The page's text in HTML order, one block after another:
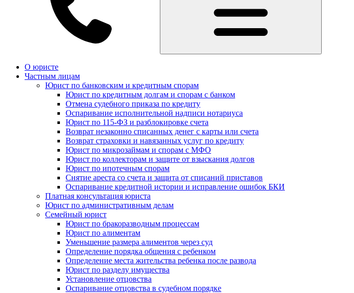
О юристе
Частным лицам
Юрист по банковским и кредитным спорам
Юрист по кредитным долгам и спорам с банком
Отмена судебного приказа по кредиту
Оспаривание исполнительной надписи нотариуса
Юрист по 115-ФЗ и разблокировке счета
Возврат незаконно списанных денег с карты или счета
Возврат страховки и навязанных услуг по кредиту
Юрист по микрозаймам и спорам с МФО
Юрист по коллекторам и защите от взыскания долгов
Юрист по ипотечным спорам
Снятие ареста со счета и защита от списаний приставов
Оспаривание кредитной истории и исправление ошибок БКИ
Платная консультация юриста
Юрист по административным делам
Семейный юрист
Юрист по бракоразводным процессам
Юрист по алиментам
Уменьшение размера алиментов через суд
Определение порядка общения с ребенком
Определение места жительства ребенка после развода
Юрист по разделу имущества
Установление отцовства
Оспаривание отцовства в судебном порядке